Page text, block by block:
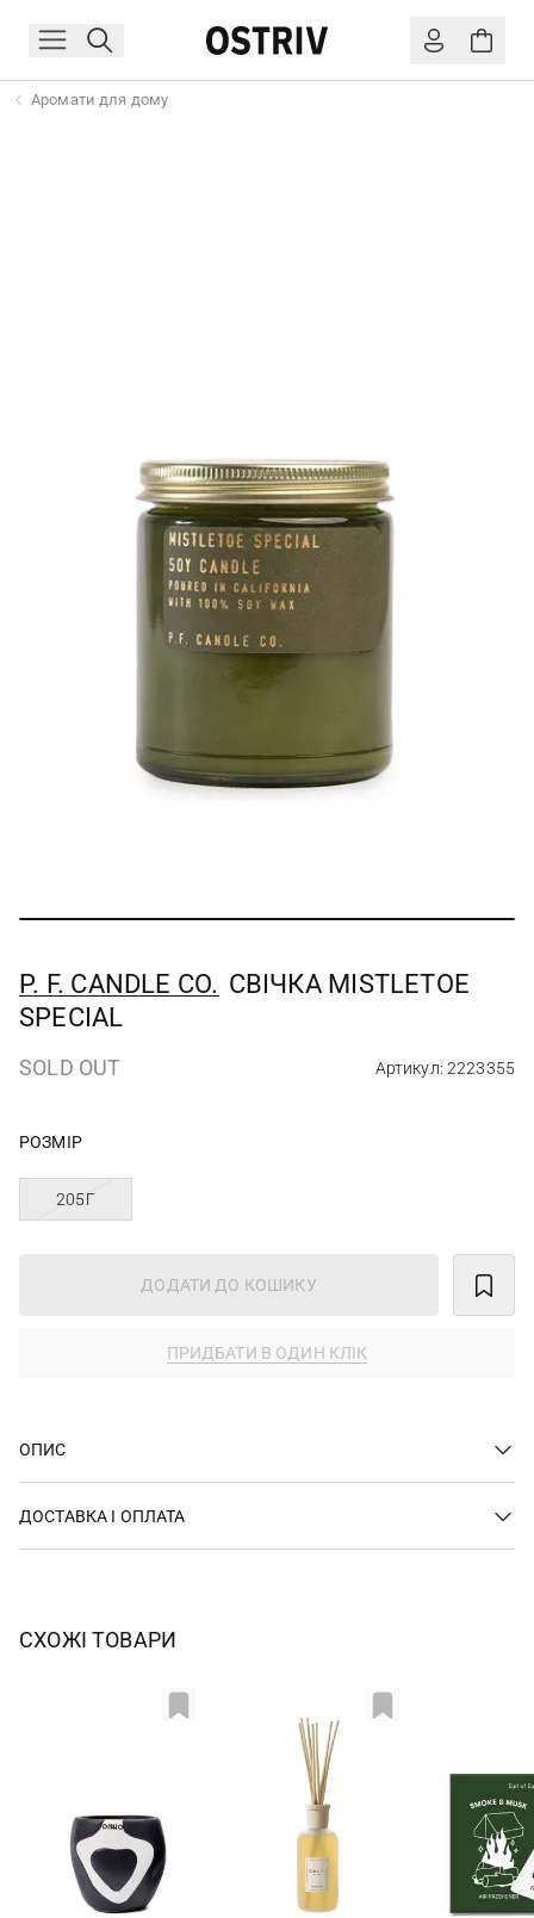
Аромати для дому
P. F. CANDLE CO. СВІЧКА MISTLETOE
SPECIAL
SOLD OUT Артикул: 2223355
РОЗМІР
205Г
ДОДАТИ ДО КОШИКУ
ПРИДБАТИ В ОДИН КЛІК
ОПИС
ДОСТАВКА І ОПЛАТА
СХОЖІ ТОВАРИ